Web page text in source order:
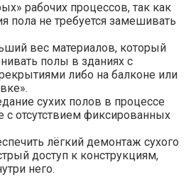
рабочих процессов, так как
пола не требуется замешивать
вес материалов, который
полы в зданиях с
либо на балконе или
сухих полов в процессе
с отсутствием фиксированных
лёгкий демонтаж сухого
доступ к конструкциям,
него.